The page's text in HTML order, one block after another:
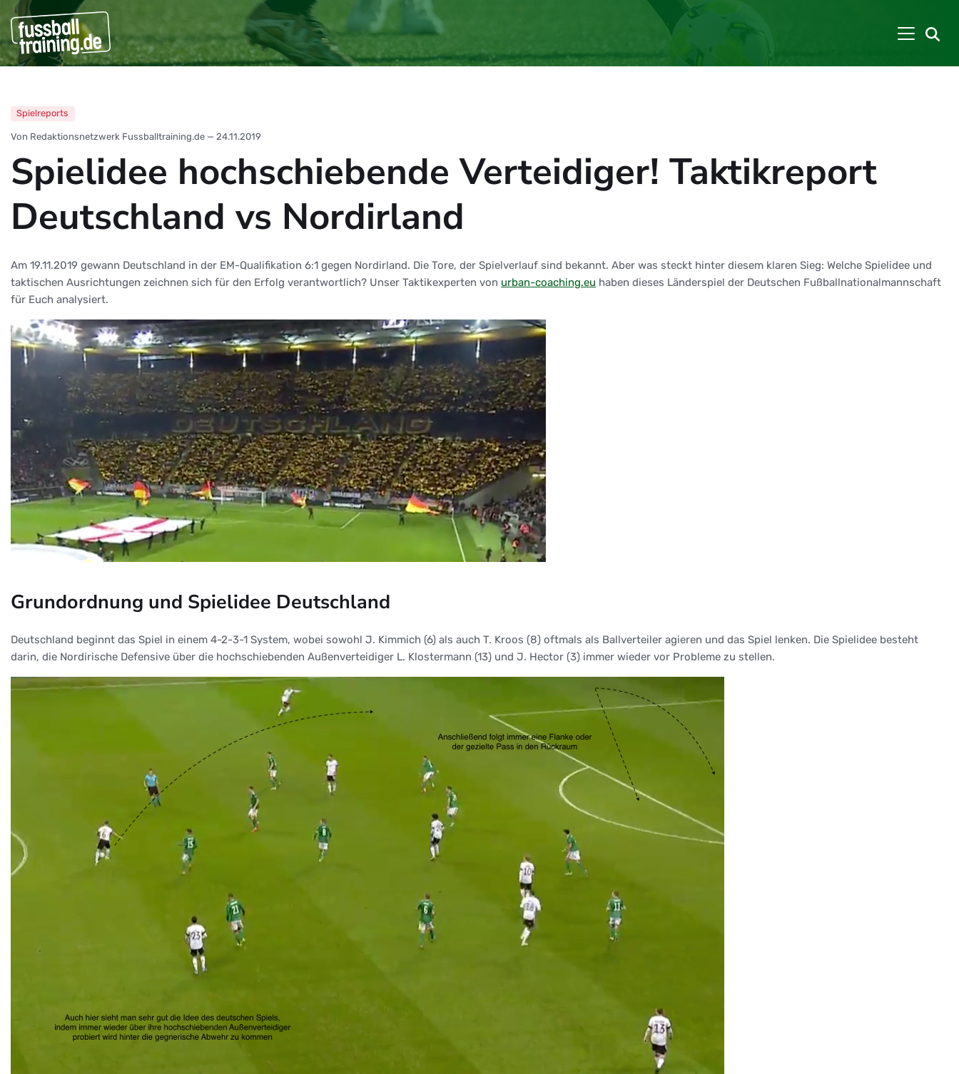
Spielreports
Von Redaktionsnetzwerk Fussballtraining.de — 24.11.2019
Spielidee hochschiebende Verteidiger! Taktikreport
Deutschland vs Nordirland
Am 19.11.2019 gewann Deutschland in der EM-Qualifikation 6:1 gegen Nordirland. Die Tore, der Spielverlauf sind bekannt. Aber was steckt hinter diesem klaren Sieg: Welche Spielidee und
taktischen Ausrichtungen zeichnen sich für den Erfolg verantwortlich? Unser Taktikexperten von urban-coaching.eu haben dieses Länderspiel der Deutschen Fußballnationalmannschaft
für Euch analysiert.
Grundordnung und Spielidee Deutschland
Deutschland beginnt das Spiel in einem 4-2-3-1 System, wobei sowohl J. Kimmich (6) als auch T. Kroos (8) oftmals als Ballverteiler agieren und das Spiel lenken. Die Spielidee besteht
darin, die Nordirische Defensive über die hochschiebenden Außenverteidiger L. Klostermann (13) und J. Hector (3) immer wieder vor Probleme zu stellen.